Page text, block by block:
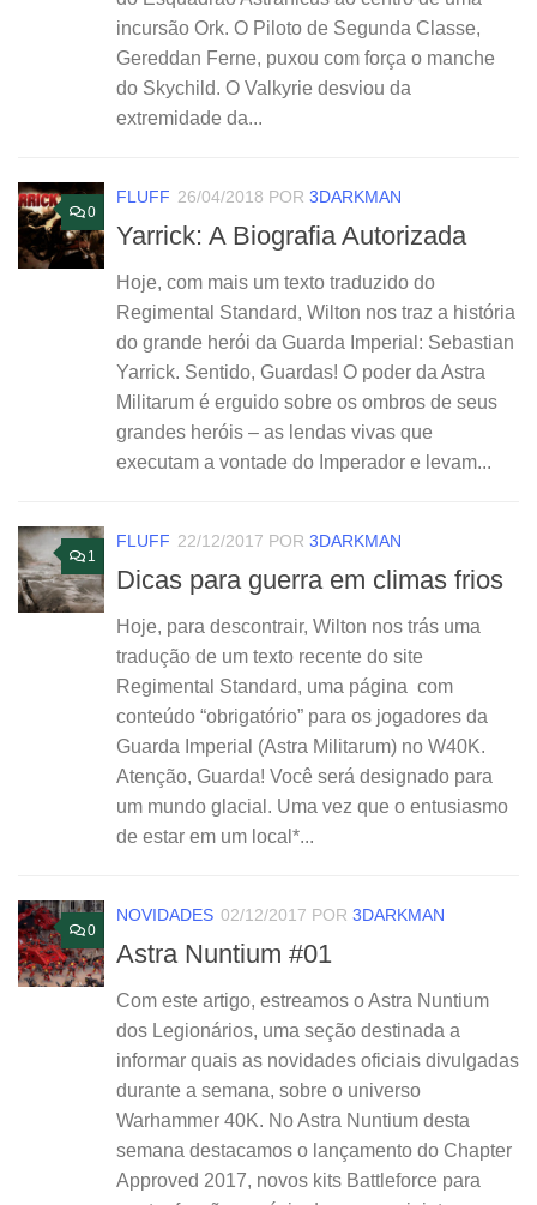
incursão Ork. O Piloto de Segunda Classe,
Gereddan Ferne, puxou com força o manche
do Skychild. O Valkyrie desviou da
extremidade da...
0
FLUFF 26/04/2018 POR 3DARKMAN
Yarrick: A Biografia Autorizada
Hoje, com mais um texto traduzido do
Regimental Standard, Wilton nos traz a história
do grande herói da Guarda Imperial: Sebastian
Yarrick. Sentido, Guardas! O poder da Astra
Militarum é erguido sobre os ombros de seus
grandes heróis – as lendas vivas que
executam a vontade do Imperador e levam...
1
FLUFF 22/12/2017 POR 3DARKMAN
Dicas para guerra em climas frios
Hoje, para descontrair, Wilton nos trás uma
tradução de um texto recente do site
Regimental Standard, uma página com
conteúdo “obrigatório” para os jogadores da
Guarda Imperial (Astra Militarum) no W40K.
Atenção, Guarda! Você será designado para
um mundo glacial. Uma vez que o entusiasmo
de estar em um local*...
0
NOVIDADES 02/12/2017 POR 3DARKMAN
Astra Nuntium #01
Com este artigo, estreamos o Astra Nuntium
dos Legionários, uma seção destinada a
informar quais as novidades oficiais divulgadas
durante a semana, sobre o universo
Warhammer 40K. No Astra Nuntium desta
semana destacamos o lançamento do Chapter
Approved 2017, novos kits Battleforce para